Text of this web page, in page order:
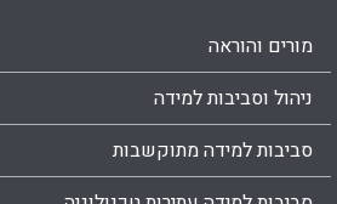
מורים והוראה
ניהול וסביבות למידה
סביבות למידה מתוקשבות